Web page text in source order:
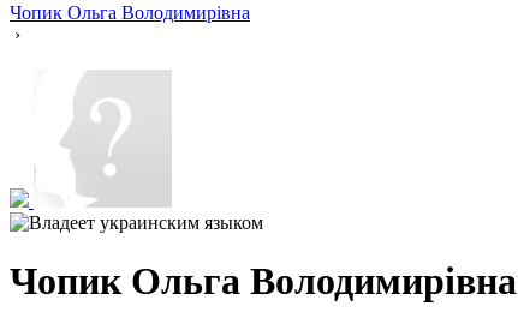
Чопик Ольга Володимирівна
›
Чопик Ольга Володимирівна